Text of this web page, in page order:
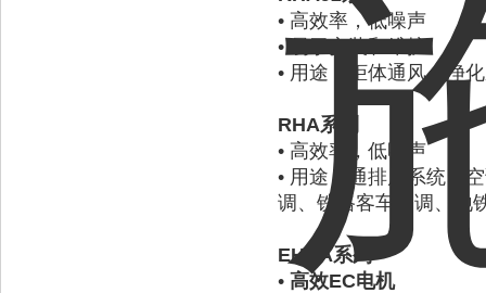
• 高效率，低噪声
• 易于安装和维护
• 用途：柜体通风、净
RHA系列
• 高效率，低噪声
• 用途：通排风系统、
调、铁路客车空调、地
EHBA系列
• 高效EC电机